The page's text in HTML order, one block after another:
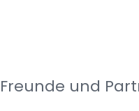
Freunde und